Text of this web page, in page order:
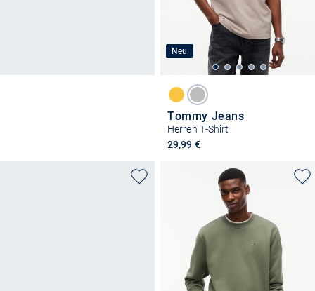
Neu
Tommy Jeans
Herren T-Shirt
29,99 €